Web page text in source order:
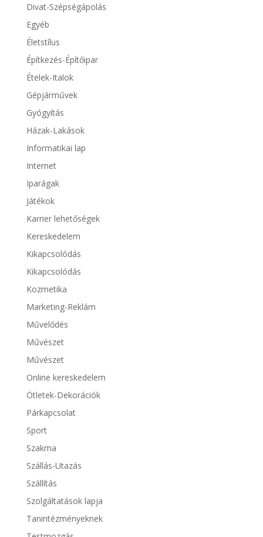
Divat-Szépségápolás
Egyéb
Életstílus
Építkezés-Építőipar
Ételek-Italok
Gépjárművek
Gyógyítás
Házak-Lakások
Informatikai lap
Internet
Iparágak
Játékok
Karrier lehetőségek
Kereskedelem
Kikapcsolódás
Kikapcsolódás
Kozmetika
Marketing-Reklám
Művelődés
Művészet
Művészet
Online kereskedelem
Ötletek-Dekorációk
Párkapcsolat
Sport
Szakma
Szállás-Utazás
Szállítás
Szolgáltatások lapja
Tanintézményeknek